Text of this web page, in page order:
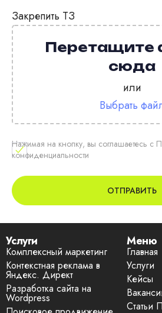
Закрепить ТЗ
Перетащите
сюда
или
Выбрать
Нажимая на кнопку, вы соглашаетесь с
конфиденциальности
Услуги
Комплексный маркетинг
Контекстная реклама в
Яндекс. Директ
Разработка сайта на
Wordpress
Меню
Главная
Услуги
Кейсы
Статьи